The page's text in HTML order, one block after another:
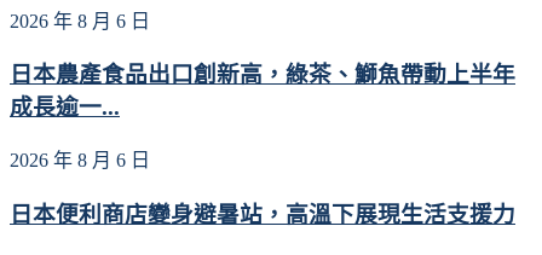
2026 年 8 月 6 日
日本農產食品出口創新高，綠茶、鰤魚帶動上半年
成長逾一...
2026 年 8 月 6 日
日本便利商店變身避暑站，高溫下展現生活支援力